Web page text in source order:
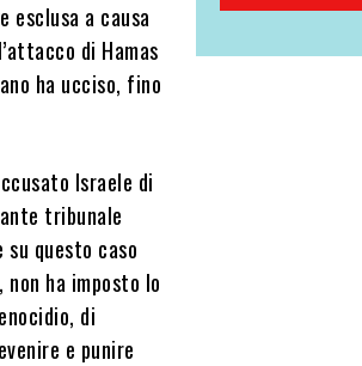
esclusa a causa
di Hamas
ha ucciso, fino
Israele di
tribunale
su questo caso
ha imposto lo
di
e punire